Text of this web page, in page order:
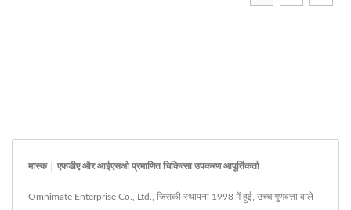
मास्क | एफडीए और आईएसओ प्रमाणित चिकित्सा उपकरण आपूर्तिकर्ता
Omnimate Enterprise Co., Ltd., जिसकी स्थापना 1998 में हुई, उच्च गुणवत्ता वाले